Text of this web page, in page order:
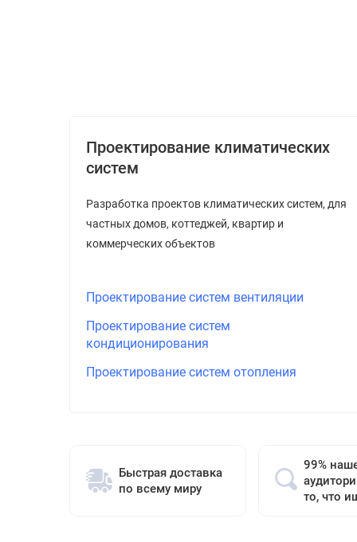
Проектирование климатических
систем
Разработка проектов климатических систем, для
частных домов, коттеджей, квартир и
коммерческих объектов
Проектирование систем вентиляции
Проектирование систем
кондиционирования
Проектирование систем отопления
Быстрая доставка
по всему миру
99%
то, что